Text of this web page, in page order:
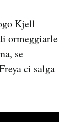
Kjell
ormeggiarle
se
ci salga